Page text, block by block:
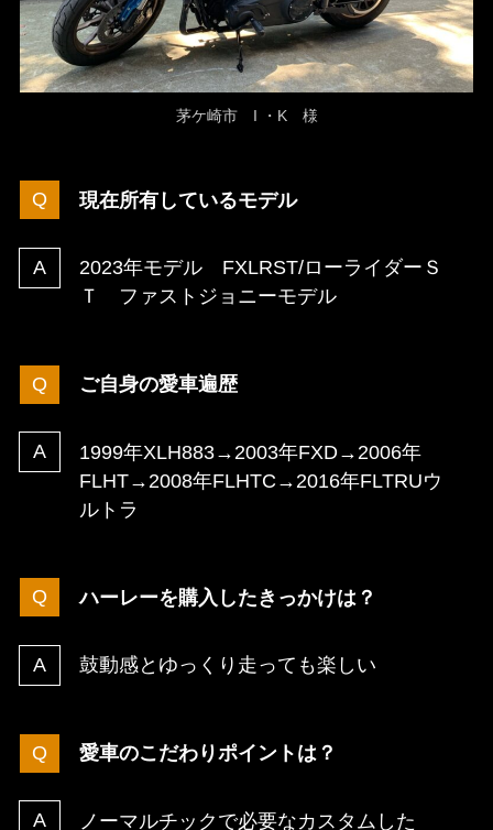
茅ケ崎市 I ・K 様
現在所有しているモデル
2023年モデル FXLRST/ローライダーＳ
Ｔ ファストジョニーモデル
ご自身の愛車遍歴
1999年XLH883→2003年FXD→2006年
FLHT→2008年FLHTC→2016年FLTRUウ
ルトラ
ハーレーを購入したきっかけは？
鼓動感とゆっくり走っても楽しい
愛車のこだわりポイントは？
ノーマルチックで必要なカスタムした